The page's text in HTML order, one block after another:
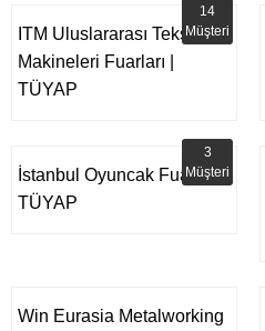
ITM Uluslararası Tekstil
Makineleri Fuarları |
TÜYAP
14
Müşteri
İstanbul Oyuncak Fuarı -
TÜYAP
3
Müşteri
Win Eurasia Metalworking